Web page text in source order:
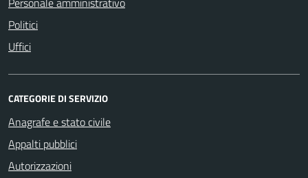
Politici
Uffici
CATEGORIE DI SERVIZIO
Anagrafe e stato civile
Appalti pubblici
Autorizzazioni